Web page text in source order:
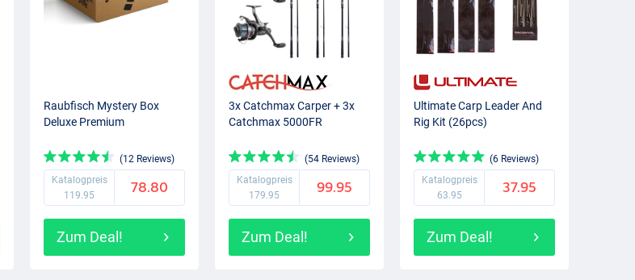
Raubfisch Mystery Box
Deluxe Premium
(12 Reviews)
Katalogpreis
119.95
78.80
Zum Deal!
3x Catchmax Carper + 3x
Catchmax 5000FR
(54 Reviews)
Katalogpreis
179.95
99.95
Zum Deal!
Ultimate Carp Leader And
Rig Kit (26pcs)
(6 Reviews)
Katalogpreis
63.95
37.95
Zum Deal!